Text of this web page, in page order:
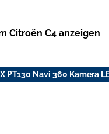
Citroën C4 anzeigen
PT130 Navi 360 Kamera